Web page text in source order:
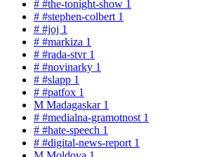
# #the-tonight-show 1
# #stephen-colbert 1
# #joj 1
# #markiza 1
# #rada-stvr 1
# #novinarky 1
# #slapp 1
# #patfox 1
M Madagaskar 1
# #medialna-gramotnost 1
# #hate-speech 1
# #digital-news-report 1